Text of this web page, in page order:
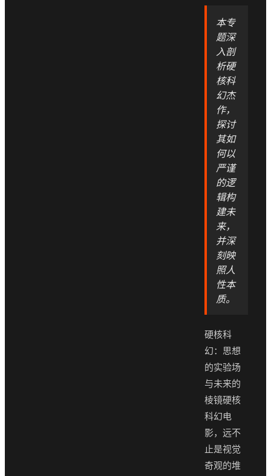
本专
题深
入剖
析硬
核科
幻杰
作，
探讨
其如
何以
严谨
的逻
辑构
建未
来，
并深
刻映
照人
性本
质。
硬核科
幻：思想
的实验场
与未来的
棱镜硬核
科幻电
影，远不
止是视觉
奇观的堆